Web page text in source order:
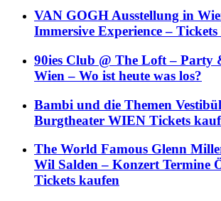
VAN GOGH Ausstellung in
Immersive Experience –
90ies Club @ The Loft – Party
Wien – Wo ist heute was los?
Bambi und die Themen
Burgtheater WIEN Tickets
The World Famous Glenn
Wil Salden – Konzert Termine
Tickets kaufen